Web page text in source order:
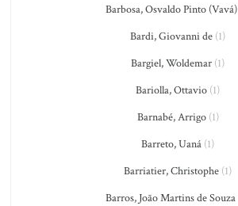
Barbosa, Osvaldo Pinto (Vavá)
Bardi, Giovanni de (1)
Bargiel, Woldemar (1)
Bariolla, Ottavio (1)
Barnabé, Arrigo(1)
Barreto, Uaná (1)
Barriatier, Christophe (1)
Barros, João Martins de Souza